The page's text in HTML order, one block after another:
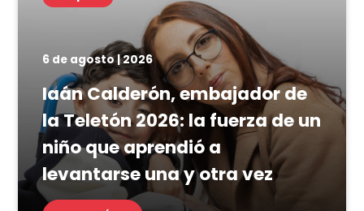
6 de agosto | 2026
Iaán Calderón, embajador de
la Teletón 2026: la fuerza de un
niño que aprendió a
levantarse una y otra vez